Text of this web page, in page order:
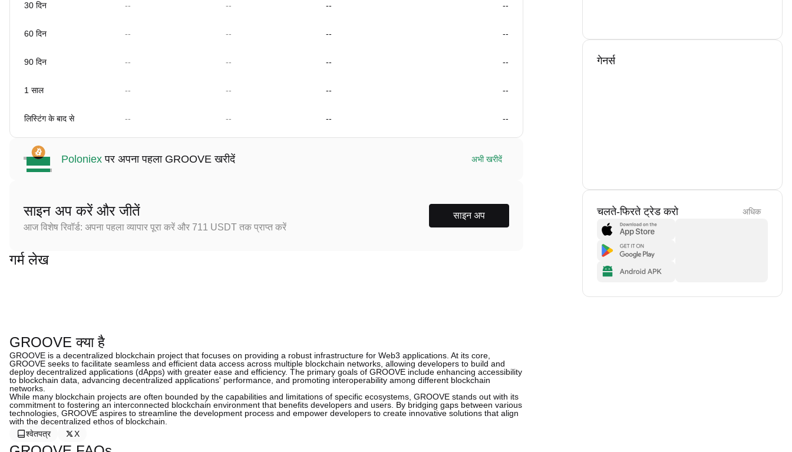
30 दिन -- -- -- --
60 दिन -- -- -- --
90 दिन -- -- -- --
1 साल -- -- -- --
लिस्टिंग के बाद से -- -- -- --
Poloniex पर अपना पहला GROOVE खरीदें अभी खरीदें
साइन अप करें और जीतें
आज विशेष रिवॉर्ड: अपना पहला व्यापार पूरा करें और 711 USDT तक प्राप्त करें
साइन अप
गर्म लेख
GROOVE क्या है
GROOVE is a decentralized blockchain project that focuses on providing a robust infrastructure for Web3 applications. At its core,
GROOVE seeks to facilitate seamless and efficient data access across multiple blockchain networks, allowing developers to build and
deploy decentralized applications (dApps) with greater ease and efficiency. The primary goals of GROOVE include enhancing accessibility
to blockchain data, advancing decentralized applications' performance, and promoting interoperability among different blockchain
networks.
While many blockchain projects are often bounded by the capabilities and limitations of specific ecosystems, GROOVE stands out with its
commitment to fostering an interconnected blockchain environment that benefits developers and users. By bridging gaps between various
technologies, GROOVE aspires to streamline the development process and empower developers to create innovative solutions that align
with the decentralized ethos of blockchain.
श्वेतपत्र
X
गेनर्स
चलते-फिरते ट्रेड करो अधिक